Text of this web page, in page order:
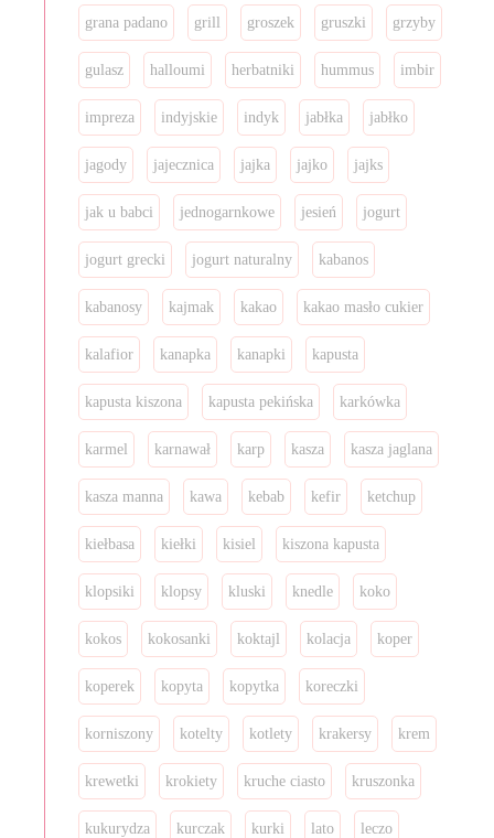
grana padano grill groszek gruszki grzyby
gulasz halloumi herbatniki hummus imbir
impreza indyjskie indyk jabłka jabłko
jagody jajecznica jajka jajko jajks
jak u babci jednogarnkowe jesień jogurt
jogurt grecki jogurt naturalny kabanos
kabanosy kajmak kakao kakao masło cukier
kalafior kanapka kanapki kapusta
kapusta kiszona kapusta pekińska karkówka
karmel karnawał karp kasza kasza jaglana
kasza manna kawa kebab kefir ketchup
kiełbasa kiełki kisiel kiszona kapusta
klopsiki klopsy kluski knedle koko
kokos kokosanki koktajl kolacja koper
koperek kopyta kopytka koreczki
korniszony kotelty kotlety krakersy krem
krewetki krokiety kruche ciasto kruszonka
kukurydza kurczak kurki lato leczo